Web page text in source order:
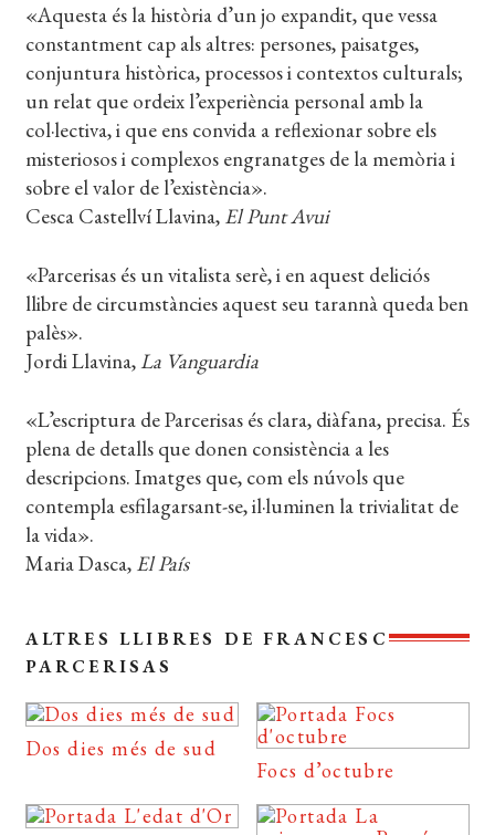
«Aquesta és la història d’un jo expandit, que vessa
constantment cap als altres: persones, paisatges,
conjuntura històrica, processos i contextos culturals;
un relat que ordeix l’experiència personal amb la
col·lectiva, i que ens convida a reflexionar sobre els
misteriosos i complexos engranatges de la memòria i
sobre el valor de l’existència».
Cesca Castellví Llavina, El Punt Avui
«Parcerisas és un vitalista serè, i en aquest deliciós
llibre de circumstàncies aquest seu tarannà queda ben
palès».
Jordi Llavina,La Vanguardia
«L’escriptura de Parcerisas és clara, diàfana, precisa. És
plena de detalls que donen consistència a les
descripcions. Imatges que, com els núvols que
contempla esfilagarsant-se, il·luminen la trivialitat de
la vida».
Maria Dasca, El País
ALTRES LLIBRES DE FRANCESC
PARCERISAS
Dos dies més de sud
Focs d’octubre